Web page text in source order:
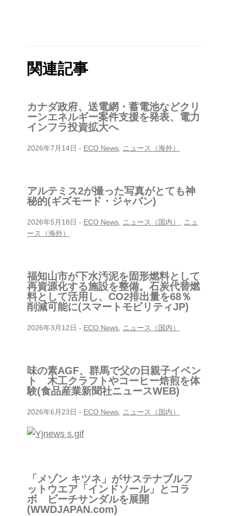
関連記事
カナダ政府、送電網・蓄電池などクリ
ーンエネルギー案件支援を発表、電力
インフラ投資拡大へ
2026年7月14日 - ECO News ニュース（海外）
アルテミス2が撮った写真がとても神
秘的(ギズモード・ジャパン)
2026年5月18日 - ECO News ニュース（国内）
ニュ
ース（海外）
福知山市が下水汚泥を固形燃料として
再資源化する施設を整備。石炭代替燃
料として活用し、CO2排出量を68％
削減可能に(スマートモビリティJP)
2026年3月12日 - ECO News ニュース（国内）
味の素AGF、群馬で父の日親子イベン
ト 木工クラフトやコーヒー焙煎を体
験(食品産業新聞社ニュースWEB)
2026年6月23日 - ECO News ニュース（国内）
「メゾン キツネ」がサステナブルフ
ットウエア「インドソール」とコラ
ボ ビーチサンダルを展開
(WWDJAPAN.com)